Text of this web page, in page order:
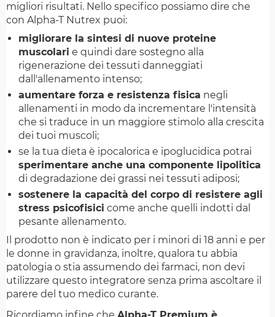
migliori risultati. Nello specifico possiamo dire che
con Alpha-T Nutrex puoi:
migliorare la sintesi di nuove proteine
muscolari e quindi dare sostegno alla
rigenerazione dei tessuti danneggiati
dall'allenamento intenso;
aumentare forza e resistenza fisica negli
allenamenti in modo da incrementare l'intensità
che si traduce in un maggiore stimolo alla crescita
dei tuoi muscoli;
se la tua dieta è ipocalorica e ipoglucidica potrai
sperimentare anche una componente lipolitica
di degradazione dei grassi nei tessuti adiposi;
sostenere la capacità del corpo di resistere agli
stress psicofisici come anche quelli indotti dal
pesante allenamento.
Il prodotto non è indicato per i minori di 18 anni e per
le donne in gravidanza, inoltre, qualora tu abbia
patologia o stia assumendo dei farmaci, non devi
utilizzare questo integratore senza prima ascoltare il
parere del tuo medico curante.